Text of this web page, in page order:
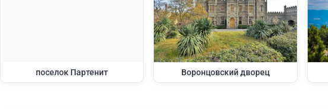
поселок Партенит Воронцовский дворец